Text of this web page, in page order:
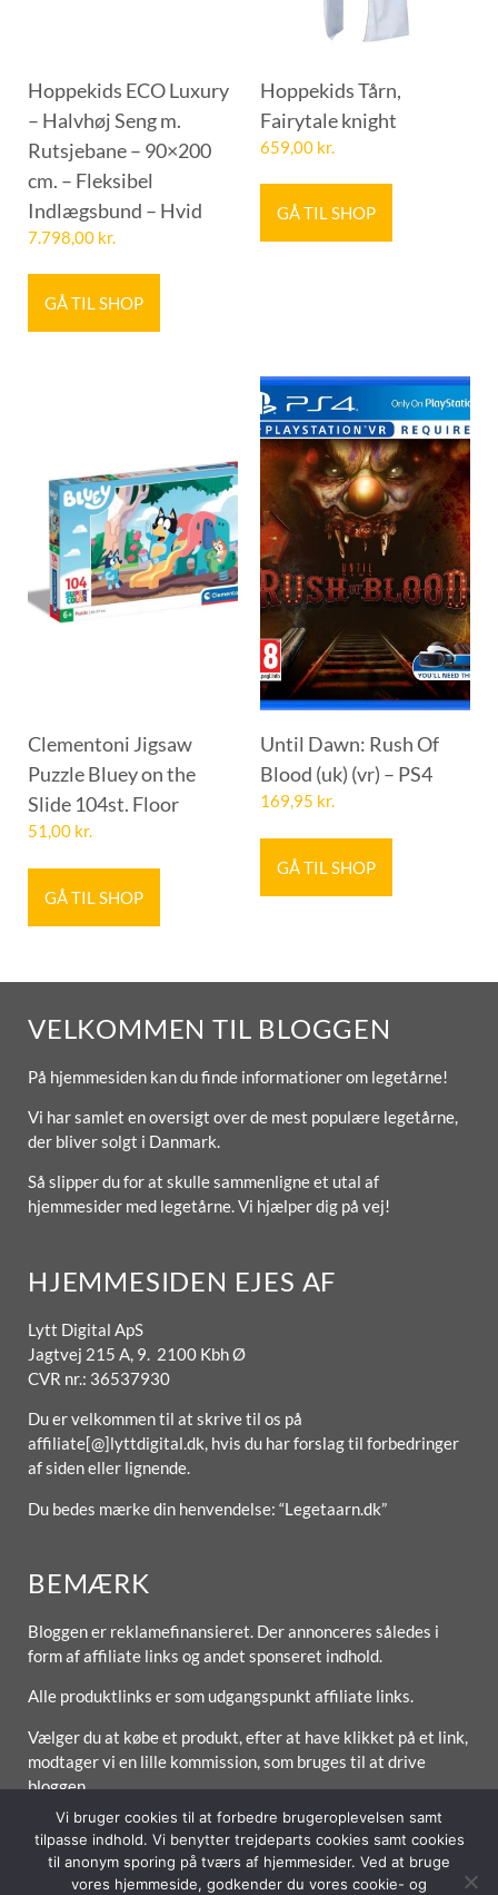
Hoppekids ECO Luxury
– Halvhøj Seng m.
Rutsjebane – 90×200
cm. – Fleksibel
Indlægsbund – Hvid
7.798,00 kr.
GÅ TIL SHOP
Hoppekids Tårn,
Fairytale knight
659,00 kr.
GÅ TIL SHOP
Clementoni Jigsaw
Puzzle Bluey on the
Slide 104st. Floor
51,00 kr.
GÅ TIL SHOP
Until Dawn: Rush Of
Blood (uk) (vr) – PS4
169,95 kr.
GÅ TIL SHOP
VELKOMMEN TIL BLOGGEN
På hjemmesiden kan du finde informationer om legetårne!
Vi har samlet en oversigt over de mest populære legetårne,
der bliver solgt i Danmark.
Så slipper du for at skulle sammenligne et utal af
hjemmesider med legetårne. Vi hjælper dig på vej!
HJEMMESIDEN EJES AF
Lytt Digital ApS
Jagtvej 215 A, 9. 2100 Kbh Ø
CVR nr.: 36537930
Du er velkommen til at skrive til os på
affiliate[@]lyttdigital.dk, hvis du har forslag til forbedringer
af siden eller lignende.
Du bedes mærke din henvendelse: “Legetaarn.dk”
BEMÆRK
Bloggen er reklamefinansieret. Der annonceres således i
form af affiliate links og andet sponseret indhold.
Alle produktlinks er som udgangspunkt affiliate links.
Vælger du at købe et produkt, efter at have klikket på et link,
modtager vi en lille kommission, som bruges til at drive
bloggen.
Forside Om / Kontakt Betingelser
Vi bruger cookies til at forbedre brugeroplevelsen samt
tilpasse indhold. Vi benytter trejdeparts cookies samt cookies
til anonym sporing på tværs af hjemmesider. Ved at bruge
vores hjemmeside, godkender du vores cookie- og